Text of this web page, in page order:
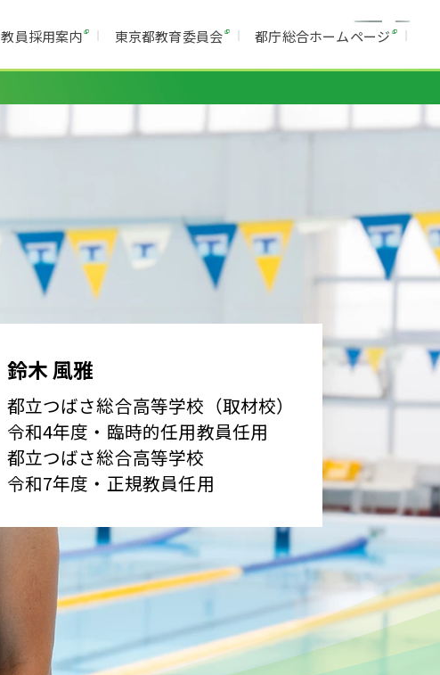
教員採用案内 東京都教育委員会 都庁総合ホームページ
鈴木 風雅
都立つばさ総合高等学校（取材校）
令和4年度・臨時的任用教員任用
都立つばさ総合高等学校
令和7年度・正規教員任用